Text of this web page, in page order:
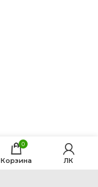
0
Корзина ЛК